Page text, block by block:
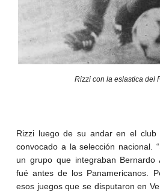
Rizzi con la eslastica del
Rizzi luego de su andar en el
convocado a la selección nacional.
un grupo que integraban Bernardo
fué antes de los Panamericanos.
esos juegos que se disputaron en